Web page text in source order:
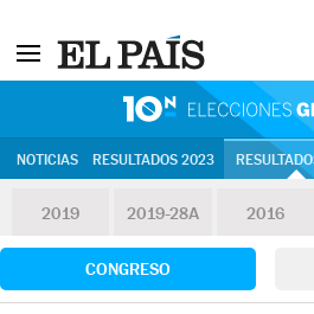
NOTICIAS RESULTADOS 2023
2019 2019-28A 2016
CONGRESO